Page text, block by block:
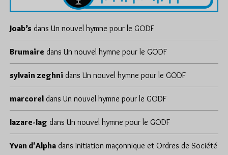
Joab’s dans Un nouvel hymne pour le GODF
Brumaire dans Un nouvel hymne pour le GODF
sylvain zeghni dans Un nouvel hymne pour le GODF
marcorel dans Un nouvel hymne pour le GODF
lazare-lag dans Un nouvel hymne pour le GODF
Yvan d'Alpha dans Initiation maçonnique et Ordres de Société